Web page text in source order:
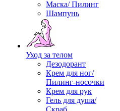
Маска/ Пилинг
Шампунь
Уход за телом
Дезодорант
Крем для ног/
Пилинг-носочки
Крем для рук
Гель для душа/
Скраб